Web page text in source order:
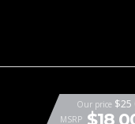
Our price $25
MSRP $18